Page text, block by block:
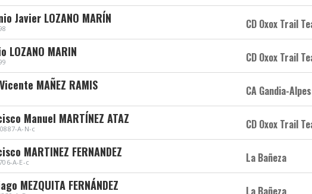
Javier LOZANO MARÍN CD Oxox Trail
LOZANO MARIN CD Oxox Trail
MAÑEZ RAMIS CA Gandia-
Manuel MARTÍNEZ ATAZ
A-N-c CD Oxox Trail
MARTINEZ FERNANDEZ
A-E-c La Bañeza
MEZQUITA FERNÁNDEZ La Bañeza